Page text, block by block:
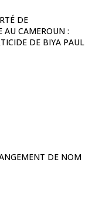
DE
AU CAMEROUN :
DE BIYA PAUL
DE NOM